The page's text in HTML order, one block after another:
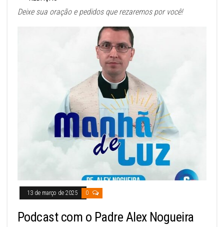
Deixe sua oração e pedidos que rezaremos por você!
13 de março de 2025 0
Podcast com o Padre Alex Nogueira